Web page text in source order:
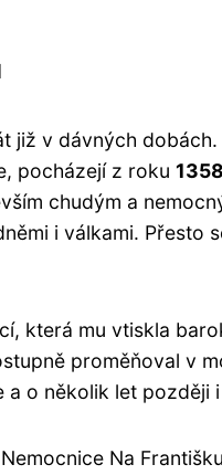
již v dávných
pocházejí z roku 1358
chudým a
i válkami. Přesto
která mu vtiskla
proměňoval v
o několik let později
Na